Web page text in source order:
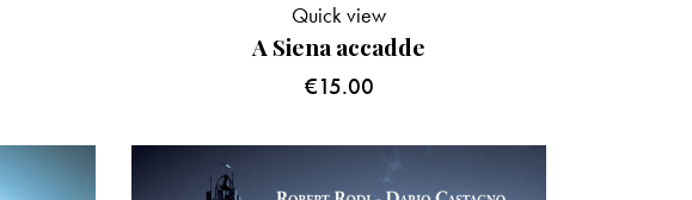
A Siena accadde
€15.00
Quick view